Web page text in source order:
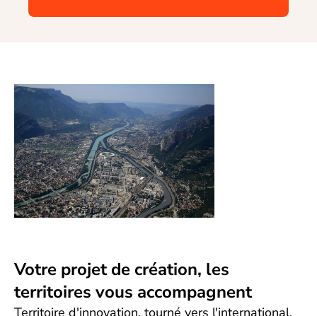
Votre projet de création, les
territoires vous accompagnent
Territoire d'innovation, tourné vers l'international,